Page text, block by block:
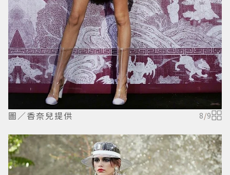
圖／香奈兒提供 8/9